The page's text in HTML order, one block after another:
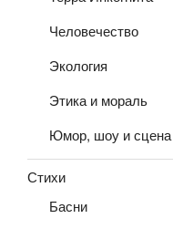
Человечество
Экология
Этика и мораль
Юмор, шоу и сцена
Стихи
Басни